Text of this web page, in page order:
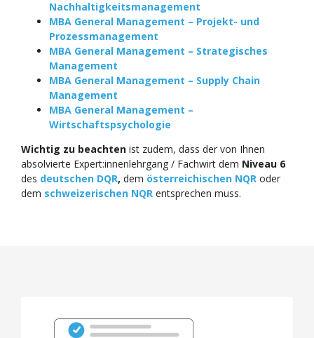
Nachhaltigkeitsmanagement
MBA General Management – Projekt- und
Prozessmanagement
MBA General Management – Strategisches
Management
MBA General Management – Supply Chain
Management
MBA General Management –
Wirtschaftspsychologie
Wichtig zu beachten ist zudem, dass der von Ihnen
absolvierte Expert:innenlehrgang / Fachwirt dem Niveau 6
des deutschen DQR, dem österreichischen NQR oder
dem schweizerischen NQR entsprechen muss.